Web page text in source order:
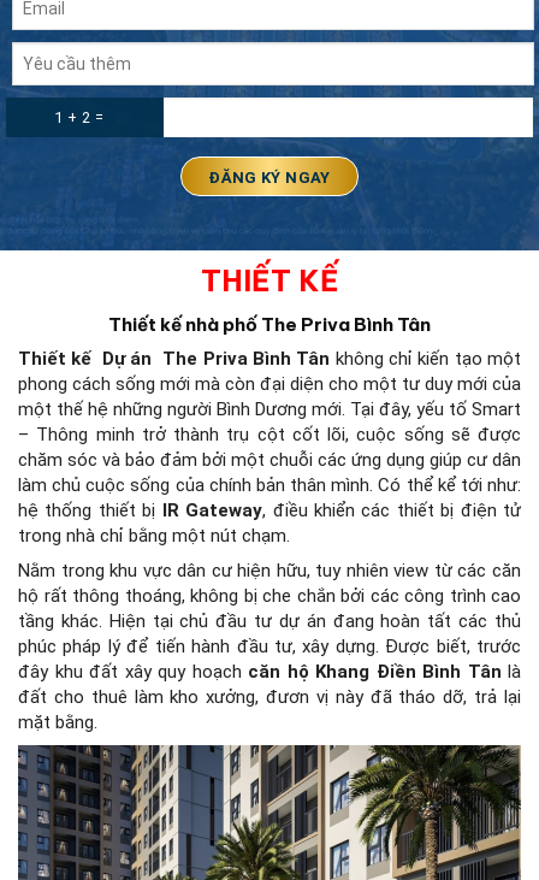
1 + 2 =
THIẾT KẾ
Thiết kế nhà phố The Priva Bình Tân
Thiết kế Dự án The Priva Bình Tân không chỉ kiến tạo một
phong cách sống mới mà còn đại diện cho một tư duy mới của
một thế hệ những người Bình Dương mới. Tại đây, yếu tố Smart
– Thông minh trở thành trụ cột cốt lõi, cuộc sống sẽ được
chăm sóc và bảo đảm bởi một chuỗi các ứng dụng giúp cư dân
làm chủ cuộc sống của chính bản thân mình. Có thể kể tới như:
hệ thống thiết bị IR Gateway, điều khiển các thiết bị điện tử
trong nhà chỉ bằng một nút chạm.
Nằm trong khu vực dân cư hiện hữu, tuy nhiên view từ các căn
hộ rất thông thoáng, không bị che chắn bởi các công trình cao
tầng khác. Hiện tại chủ đầu tư dự án đang hoàn tất các thủ
phúc pháp lý để tiến hành đầu tư, xây dựng. Được biết, trước
đây khu đất xây quy hoạch căn hộ Khang Điền Bình Tân là
đất cho thuê làm kho xưởng, đươn vị này đã tháo dỡ, trả lại
mặt bằng.